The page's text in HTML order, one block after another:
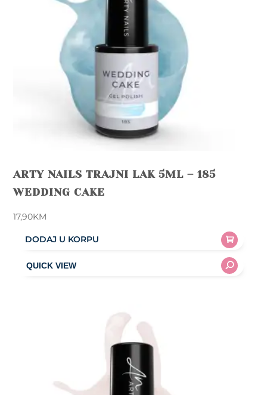
ARTY NAILS TRAJNI LAK 5ML – 185
WEDDING CAKE
17,90KM
DODAJ U KORPU